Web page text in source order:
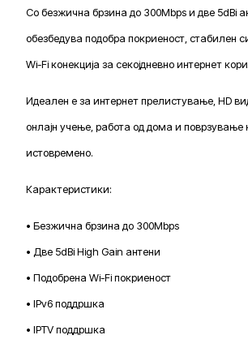
Со безжична брзина до 300Mbps и две 5dBi
обезбедува подобра покриеност, стабилен
Wi-Fi конекција за секојдневно интернет
Идеален е за интернет прелистување, HD
онлајн учење, работа од дома и поврзување
истовремено.
Карактеристики:
• Безжична брзина до 300Mbps
• Две 5dBi High Gain антени
• Подобрена Wi-Fi покриеност
• IPv6 поддршка
• IPTV поддршка